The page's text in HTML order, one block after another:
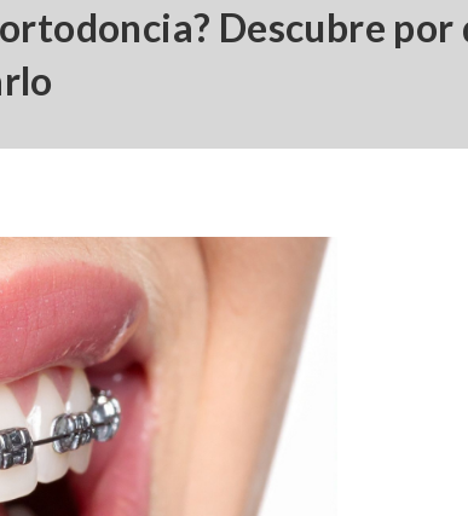
Descubre por